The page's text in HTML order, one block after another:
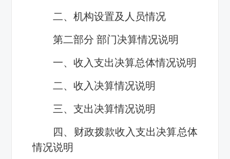
二、机构设置及人员情况
第二部分 部门决算情况说明
一、收入支出决算总体情况说明
二、收入决算情况说明
三、支出决算情况说明
四、财政拨款收入支出决算总体
情况说明